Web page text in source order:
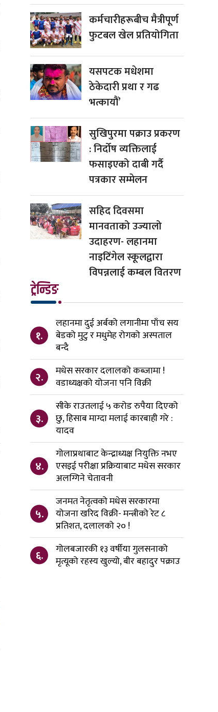
कर्मचारीहरूबीच मैत्रीपूर्ण
फुटबल खेल प्रतियोगिता
यसपटक मधेशमा
ठेकेदारी प्रथा र गढ
भत्कायौं’
सुखिपुरमा पक्राउ प्रकरण
: निर्दोष व्यक्तिलाई
फसाइएको दाबी गर्दै
पत्रकार सम्मेलन
सहिद दिवसमा
मानवताको उज्यालो
उदाहरण- लहानमा
नाइटिंगेल स्कूलद्वारा
विपन्नलाई कम्बल वितरण
ट्रेन्डिङ
१.
लहानमा दुई अर्बको लगानीमा पाँच सय
बेडको मुटु र मधुमेह रोगको अस्पताल
बन्दै
२.
मधेस सरकार दलालको कब्जामा !
वडाध्यक्षको योजना पनि विक्री
३.
सीके राउतलाई ५ करोड रुपैया दिएको
छु, हिसाब माग्दा मलाई कारबाही गरे :
यादव
४.
गोलाप्रथाबाट केन्द्राध्यक्ष नियुक्ति नभए
एसइई परीक्षा प्रक्रियाबाट मधेस सरकार
अलग्गिने चेतावनी
५.
जनमत नेतृत्वको मधेस सरकारमा
योजना खरिद विक्री- मन्त्रीको रेट ८
प्रतिशत, दलालको २० !
६.
गोलबजारकी १३ वर्षीया गुलसनाको
मृत्यूको रहस्य खुल्यो, बीर बहादुर पक्राउ